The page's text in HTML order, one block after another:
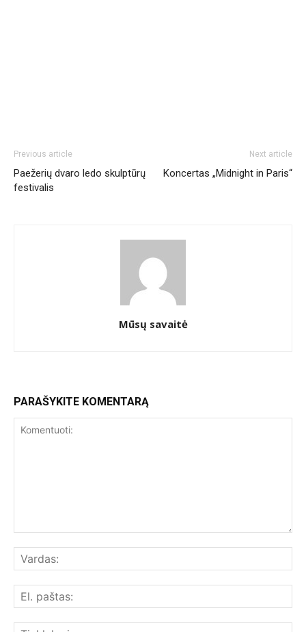
Previous article
Paežerių dvaro ledo skulptūrų
festivalis
Next article
Koncertas „Midnight in Paris“
Mūsų savaitė
PARAŠYKITE KOMENTARĄ